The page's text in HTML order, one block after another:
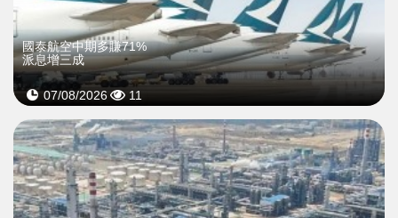
國泰航空中期多賺71%
派息增三成
07/08/2026 11